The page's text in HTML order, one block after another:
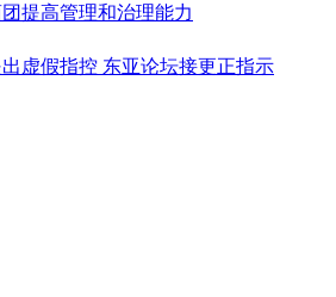
提高管理和治理能力
虚假指控 东亚论坛接更正指示